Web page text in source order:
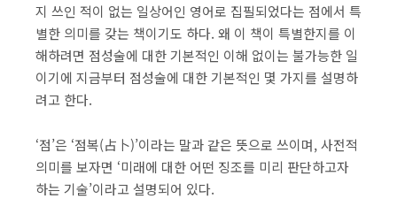
지 쓰인 적이 없는 일상어인 영어로 집필되었다는 점에서 특
별한 의미를 갖는 책이기도 하다. 왜 이 책이 특별한지를 이
해하려면 점성술에 대한 기본적인 이해 없이는 불가능한 일
이기에 지금부터 점성술에 대한 기본적인 몇 가지를 설명하
려고 한다.
‘점’은 ‘점복(占卜)’이라는 말과 같은 뜻으로 쓰이며, 사전적
의미를 보자면 ‘미래에 대한 어떤 징조를 미리 판단하고자
하는 기술’이라고 설명되어 있다.